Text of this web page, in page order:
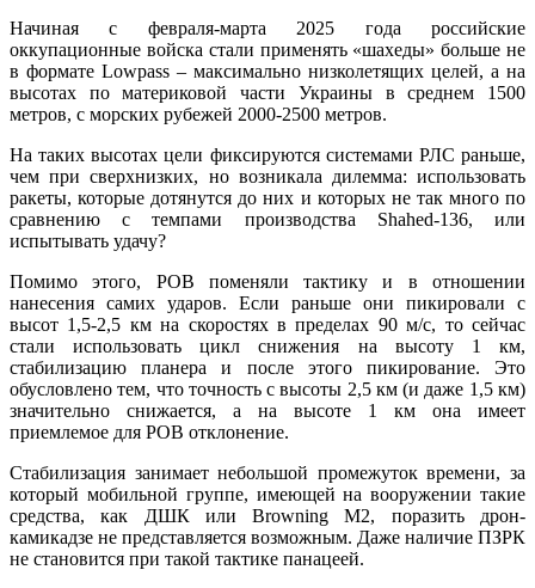
Начиная с февраля-марта 2025 года российские
оккупационные войска стали применять «шахеды» больше не
в формате Lowpass – максимально низколетящих целей, а на
высотах по материковой части Украины в среднем 1500
метров, с морских рубежей 2000-2500 метров.
На таких высотах цели фиксируются системами РЛС раньше,
чем при сверхнизких, но возникала дилемма: использовать
ракеты, которые дотянутся до них и которых не так много по
сравнению с темпами производства Shahed-136, или
испытывать удачу?
Помимо этого, РОВ поменяли тактику и в отношении
нанесения самих ударов. Если раньше они пикировали с
высот 1,5-2,5 км на скоростях в пределах 90 м/с, то сейчас
стали использовать цикл снижения на высоту 1 км,
стабилизацию планера и после этого пикирование. Это
обусловлено тем, что точность с высоты 2,5 км (и даже 1,5 км)
значительно снижается, а на высоте 1 км она имеет
приемлемое для РОВ отклонение.
Стабилизация занимает небольшой промежуток времени, за
который мобильной группе, имеющей на вооружении такие
средства, как ДШК или Browning M2, поразить дрон-
камикадзе не представляется возможным. Даже наличие ПЗРК
не становится при такой тактике панацеей.